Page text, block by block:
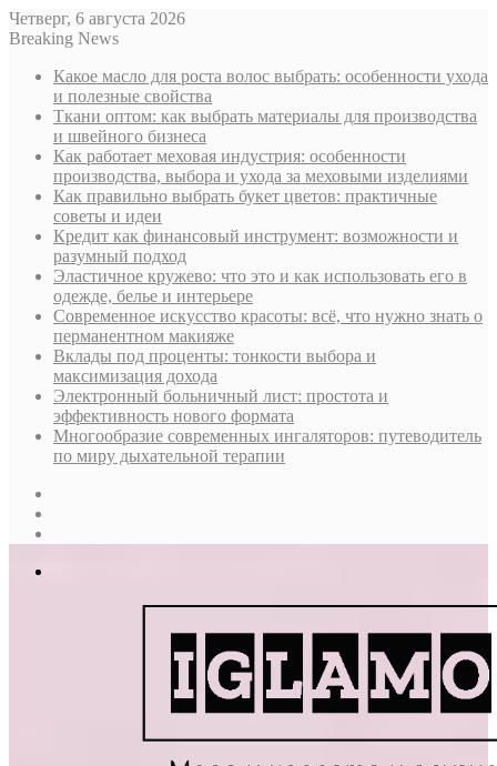
Четверг, 6 августа 2026
Breaking News
Какое масло для роста волос выбрать: особенности ухода
и полезные свойства
Ткани оптом: как выбрать материалы для производства
и швейного бизнеса
Как работает меховая индустрия: особенности
производства, выбора и ухода за меховыми изделиями
Как правильно выбрать букет цветов: практичные
советы и идеи
Кредит как финансовый инструмент: возможности и
разумный подход
Эластичное кружево: что это и как использовать его в
одежде, белье и интерьере
Современное искусство красоты: всё, что нужно знать о
перманентном макияже
Вклады под проценты: тонкости выбора и
максимизация дохода
Электронный больничный лист: простота и
эффективность нового формата
Многообразие современных ингаляторов: путеводитель
по миру дыхательной терапии